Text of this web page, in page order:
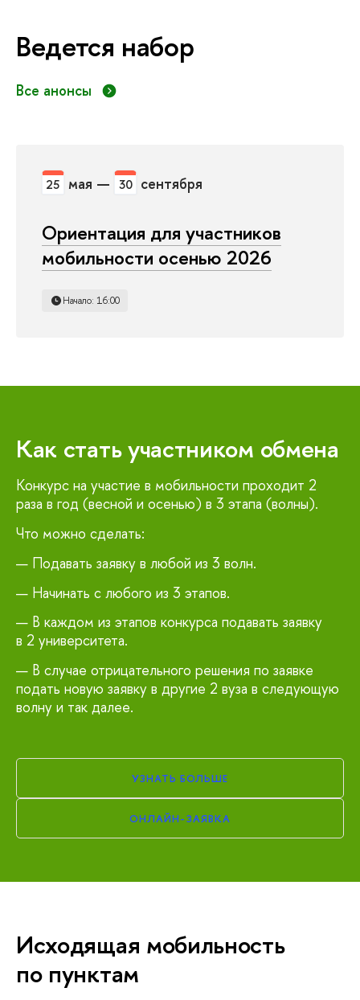
Ведется набор
Все анонсы
25 мая — 30 сентября
Ориентация для участников
мобильности осенью 2026
Начало: 16:00
Как стать участником обмена
Конкурс на участие в мобильности проходит 2
раза в год (весной и осенью) в 3 этапа (волны).
Что можно сделать:
Подавать заявку в любой из 3 волн.
Начинать с любого из 3 этапов.
В каждом из этапов конкурса подавать заявку
в 2 университета.
В случае отрицательного решения по заявке
подать новую заявку в другие 2 вуза в следующую
волну и так далее.
УЗНАТЬ БОЛЬШЕ
ОНЛАЙН-ЗАЯВКА
Исходящая мобильность
по пунктам